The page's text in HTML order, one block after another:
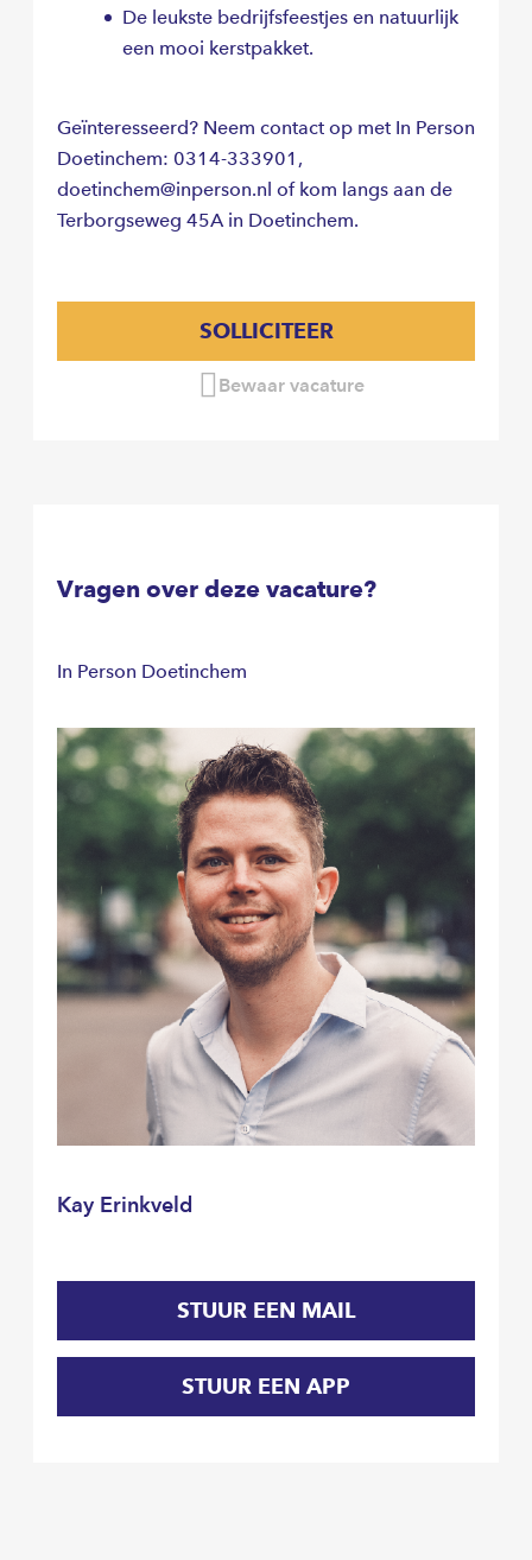
De leukste bedrijfsfeestjes en natuurlijk
een mooi kerstpakket.
Geïnteresseerd? Neem contact op met In Person
Doetinchem: 0314-333901,
doetinchem@inperson.nl of kom langs aan de
Terborgseweg 45A in Doetinchem.
SOLLICITEER
Bewaar vacature
Vragen over deze vacature?
In Person Doetinchem
Kay Erinkveld
STUUR EEN MAIL
STUUR EEN APP